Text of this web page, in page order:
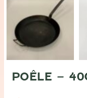
POÊLE –